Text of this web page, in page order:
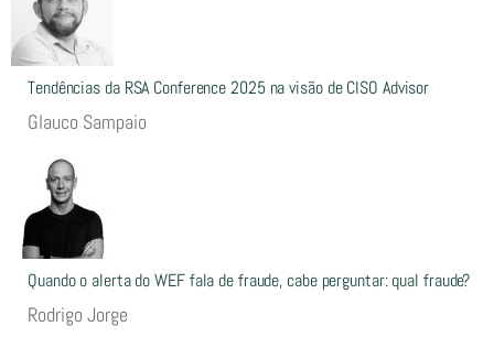
Tendências da RSA Conference 2025 na visão de CISO Advisor
Glauco Sampaio
Quando o alerta do WEF fala de fraude, cabe perguntar: qual fraude?
Rodrigo Jorge